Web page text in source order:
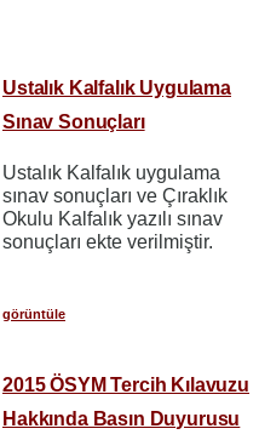
Ustalık Kalfalık Uygulama
Sınav Sonuçları
Ustalık Kalfalık uygulama
sınav sonuçları ve Çıraklık
Okulu Kalfalık yazılı sınav
sonuçları ekte verilmiştir.
görüntüle
2015 ÖSYM Tercih Kılavuzu
Hakkında Basın Duyurusu